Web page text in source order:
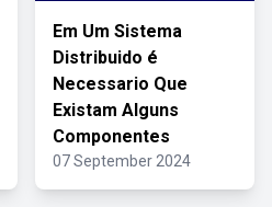
Em Um Sistema
Distribuido é
Necessario Que
Existam Alguns
Componentes
07 September 2024